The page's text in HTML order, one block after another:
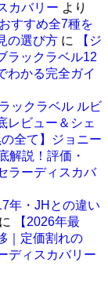
カバリー より
すすめ全7種を
の選び方 に
【ジ
ラックラベル12
わかる完全ガイ
ックラベル ルビ
レビュー＆シェ
の全て】ジョニー
解説！評価・
ラーディスカバ
年・JHとの違い
に
【2026年最
｜定価割れの
ディスカバリー